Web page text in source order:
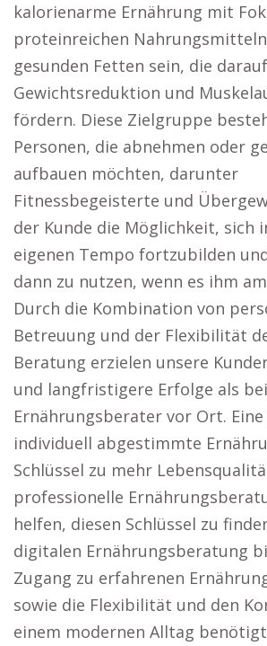
kalorienarme Ernährung mit
proteinreichen
gesunden Fetten sein, die
Gewichtsreduktion und
fördern. Diese Zielgruppe
Personen, die abnehmen oder
aufbauen möchten, darunter
Fitnessbegeisterte und
der Kunde die Möglichkeit, sich
eigenen Tempo fortzubilden
dann zu nutzen, wenn es ihm
Durch die Kombination von
Betreuung und der Flexibilität
Beratung erzielen unsere
und langfristigere Erfolge als
Ernährungsberater vor Ort. Eine
individuell abgestimmte
Schlüssel zu mehr
professionelle
helfen, diesen Schlüssel zu
digitalen Ernährungsberatung
Zugang zu erfahrenen
sowie die Flexibilität und den
einem modernen Alltag